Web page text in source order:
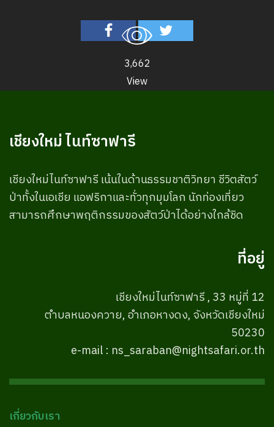
3,662
View
เชียงใหม่ ไนท์ซาฟารี
เชียงใหม่ไนท์ซาฟารี เน้นในด้านธรรมชาติวิทยา ชีวิตสัตว์
ป่าทั้งในเอเชีย แอฟริกาและทั่วทุกมุมโลก นักท่องเที่ยว
สามารถศึกษาพฤติกรรมของสัตว์ป่าได้อย่างใกล้ชิด
ที่อยู่
เชียงใหม่ไนท์ซาฟารี , 33 หมู่ที่ 12
ตำบลหนองควาย, อำเภอหางดง, จังหวัดเชียงใหม่
50230
e-mail : ns_saraban@nightsafari.or.th
เกี่ยวกับเรา